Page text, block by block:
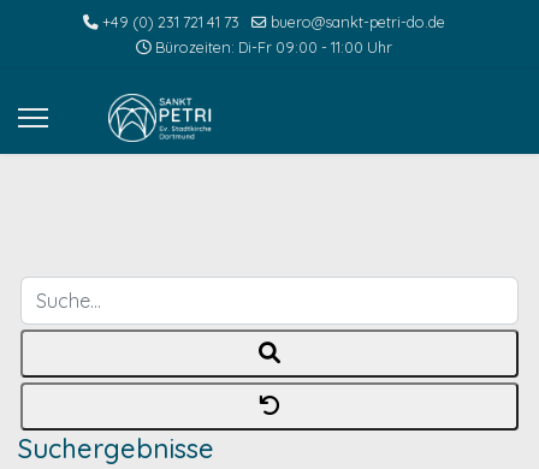
+49 (0) 231 721 41 73
buero@sankt-petri-do.de
Bürozeiten: Di-Fr 09:00 - 11:00 Uhr
Suche...
Suchergebnisse